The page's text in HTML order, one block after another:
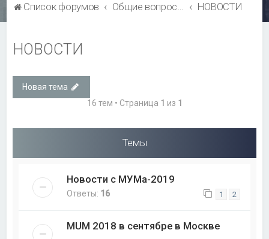
Список форумов Общие вопросы НОВОСТИ
НОВОСТИ
Новая тема
16 тем • Страница 1 из 1
Темы
Новости с МУМа-2019
Ответы: 16 1 2
MUM 2018 в сентябре в Москве